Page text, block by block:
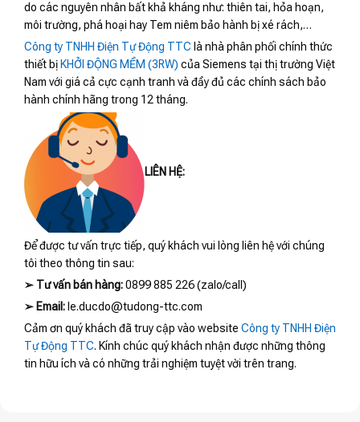
do các nguyên nhân bất khả kháng như: thiên tai, hỏa hoạn,
môi trường, phá hoại hay Tem niêm bảo hành bị xé rách,…
Công ty TNHH Điện Tự Động TTC là nhà phân phối chính thức
thiết bị KHỞI ĐỘNG MỀM (3RW) của Siemens tại thị trường Việt
Nam với giá cả cực cạnh tranh và đầy đủ các chính sách bảo
hành chính hãng trong 12 tháng.
LIÊN HỆ:
Để được tư vấn trực tiếp, quý khách vui lòng liên hệ với chúng
tôi theo thông tin sau:
➢ Tư vấn bán hàng:0899 885 226 (zalo/call)
➢ Email: le.ducdo@tudong-ttc.com
Cảm ơn quý khách đã truy cập vào website Công ty TNHH Điện
Tự Động TTC. Kính chúc quý khách nhận được những thông
tin hữu ích và có những trải nghiệm tuyệt vời trên trang.